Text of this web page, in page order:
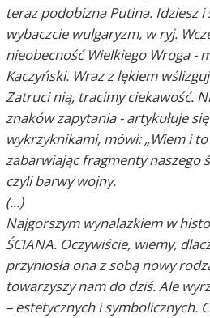
teraz podobizna Putina. Idziesz
wybaczcie wulgaryzm, w ryj.
nieobecność Wielkiego Wroga -
Kaczyński. Wraz z lękiem
Zatruci nią, tracimy ciekawość.
znaków zapytania - artykułuje
wykrzyknikami, mówi: „Wiem i
zabarwiając fragmenty naszego
czyli barwy wojny.
(...)
Najgorszym wynalazkiem w
ŚCIANA. Oczywiście, wiemy,
przyniosła ona z sobą nowy
towarzyszy nam do dziś. Ale
– estetycznych i symbolicznych.